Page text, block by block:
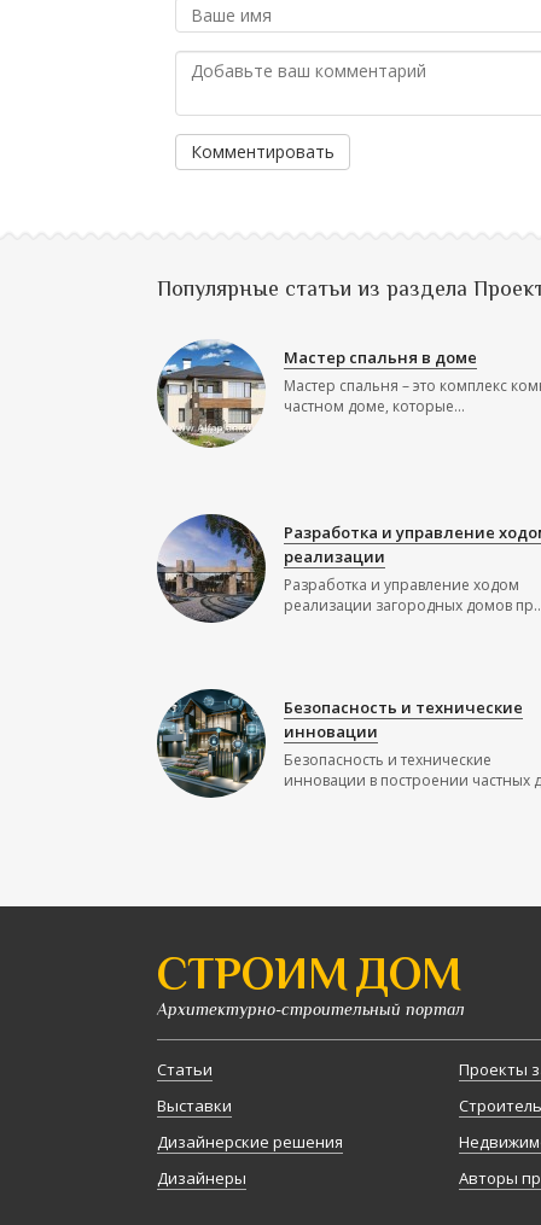
Комментировать
Популярные статьи из раздела
Мастер спальня в доме
Мастер спальня – это комплекс
частном доме, которые...
Разработка и управление
реализации
Разработка и управление ходом
реализации загородных домов
Безопасность и технические
инновации
Безопасность и технические
инновации в построении частных
СТРОИМ ДОМ
Архитектурно-строительный портал
Статьи
Выставки
Дизайнерские решения
Дизайнеры
Проекты
Авторы